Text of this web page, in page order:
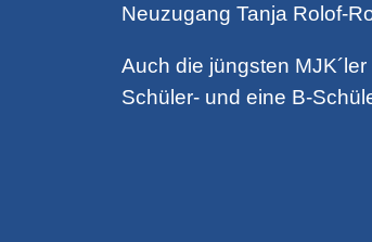
Neuzugang Tanja Rolof-
Auch die jüngsten
Schüler- und eine B-